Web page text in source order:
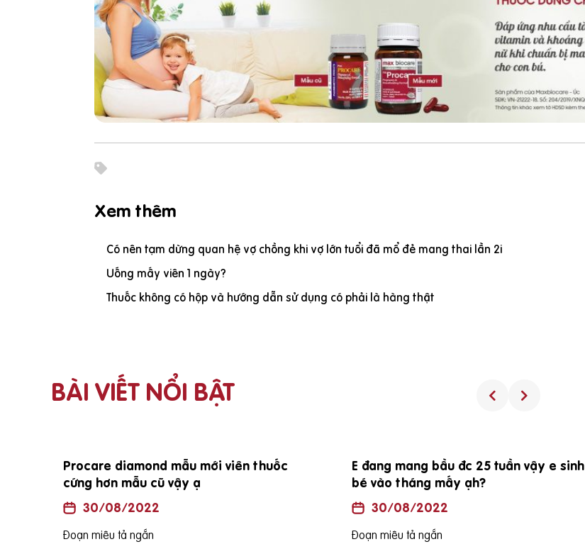
Xem thêm
Có nên tạm dừng quan hệ vợ chồng khi vợ lớn tuổi đã mổ đẻ mang thai lần 2i
Uống mấy viên 1 ngày?
Thuốc không có hộp và hướng dẫn sử dụng có phải là hàng thật
BÀI VIẾT NỔI BẬT
Procare diamond mẫu mới viên thuốc
cứng hơn mẫu cũ vậy ạ
30/08/2022
Đoạn miêu tả ngắn
E đang mang bầu đc 25 tuần vậy e sinh
bé vào tháng mấy ạh?
30/08/2022
Đoạn miêu tả ngắn